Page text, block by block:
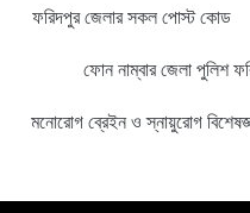
ফরিদপুর জেলার সকল পোস্ট কোড
ফোন নাম্বার জেলা পুলিশ
মনোরোগ ব্রেইন ও স্নায়ুরোগ